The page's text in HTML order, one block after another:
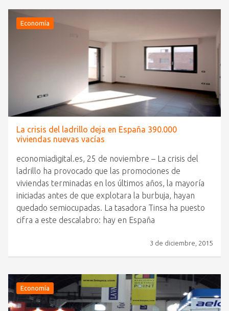
Economía
La crisis del ladrillo deja en España 390.000
viviendas nuevas vacías
economiadigital.es, 25 de noviembre – La crisis del
ladrillo ha provocado que las promociones de
viviendas terminadas en los últimos años, la mayoría
iniciadas antes de que explotara la burbuja, hayan
quedado semiocupadas. La tasadora Tinsa ha puesto
cifra a este descalabro: hay en España
3 de diciembre, 2015
Economía